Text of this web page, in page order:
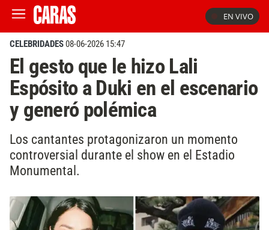
EN VIVO
CELEBRIDADES08-06-2026 15:47
El gesto que le hizo Lali
Espósito a Duki en el escenario
y generó polémica
Los cantantes protagonizaron un momento
controversial durante el show en el Estadio
Monumental.